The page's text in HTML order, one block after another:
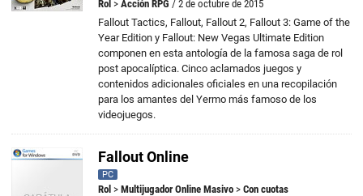
Rol > Acción RPG / 2 de octubre de 2015
Fallout Tactics, Fallout, Fallout 2, Fallout 3: Game of the
Year Edition y Fallout: New Vegas Ultimate Edition
componen en esta antología de la famosa saga de rol
post apocalíptica. Cinco aclamados juegos y
contenidos adicionales oficiales en una recopilación
para los amantes del Yermo más famoso de los
videojuegos.
Fallout Online
PC
Rol > Multijugador Online Masivo > Con cuotas